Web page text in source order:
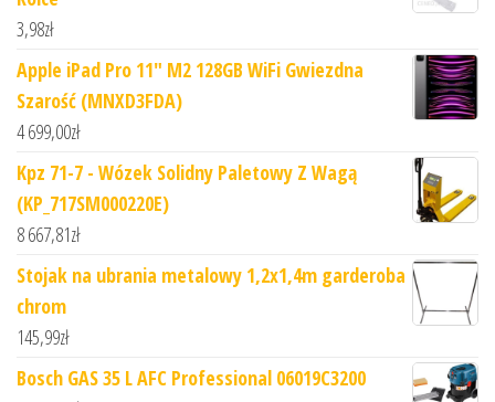
3,98zł
Apple iPad Pro 11" M2 128GB WiFi Gwiezdna
Szarość (MNXD3FDA)
4 699,00zł
Kpz 71-7 - Wózek Solidny Paletowy Z Wagą
(KP_717SM000220E)
8 667,81zł
Stojak na ubrania metalowy 1,2x1,4m garderoba
chrom
145,99zł
Bosch GAS 35 L AFC Professional 06019C3200